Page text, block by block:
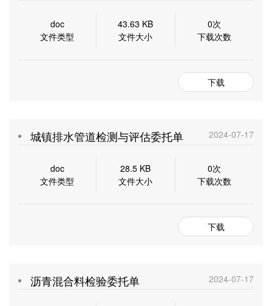
doc
文件类型
43.63 KB
文件大小
0次
下载次数
下载
城镇排水管道检测与评估委托单 2024-07-17
doc
文件类型
28.5 KB
文件大小
0次
下载次数
下载
沥青混合料检验委托单 2024-07-17